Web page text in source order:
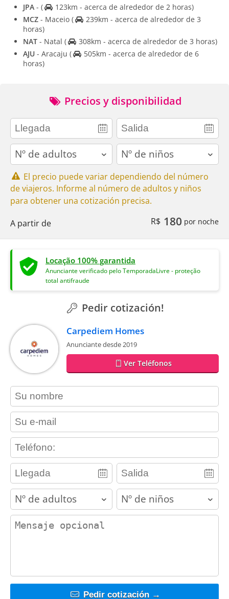
JPA - (
123km - acerca de alrededor de 2 horas)
MCZ - Maceio (
239km - acerca de alrededor de 3
horas)
NAT - Natal (
308km - acerca de alrededor de 3 horas)
AJU - Aracaju (
505km - acerca de alrededor de 6
horas)
Precios y disponibilidad
adults children
El precio puede variar dependiendo del número
de viajeros. Informe al número de adultos y niños
para obtener una cotización precisa.
A partir de
R$ 180 por noche
Locação 100% garantida
Anunciante verificado pelo TemporadaLivre - proteção
total antifraude
Pedir cotización!
Carpediem Homes
Anunciante desde 2019
Ver Teléfonos
contact_name
contact_email
contact_phone
adults children
contact_message
Pedir cotización →